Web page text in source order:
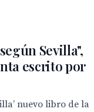
Sevilla",
escrito por
nuevo libro de la